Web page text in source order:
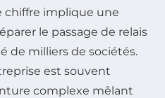
chiffre implique une
le passage de relais
de milliers de sociétés.
est souvent
complexe mêlant